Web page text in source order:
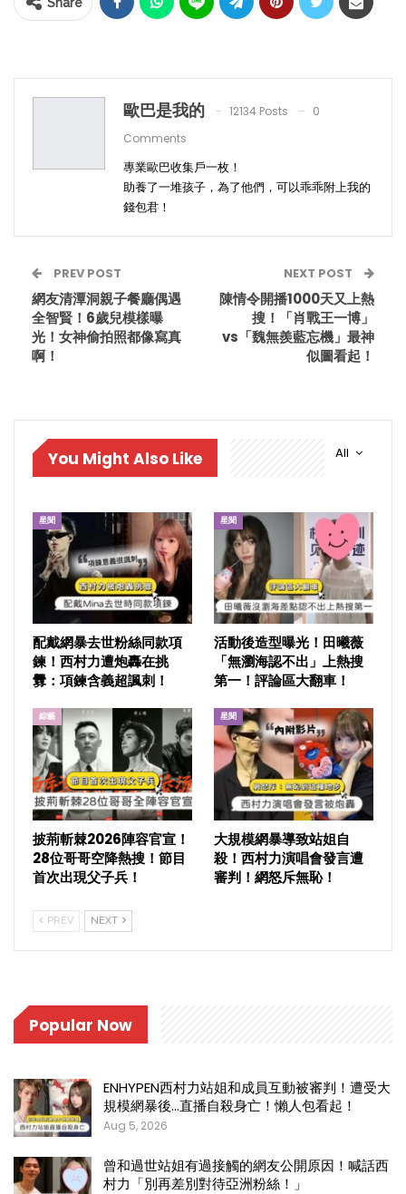
歐巴是我的 12134 Posts
0
Comments
專業歐巴收集戶一枚！
助養了一堆孩子，為了他們，可以乖乖附上我的
錢包君！
PREV POST
網友清潭洞親子餐廳偶遇
全智賢！6歲兒模樣曝
光！女神偷拍照都像寫真
啊！
NEXT POST
陳情令開播1000天又上熱
搜！「肖戰王一博」
vs「魏無羨藍忘機」最神
似圖看起！
All
You Might Also Like
星聞
配戴網暴去世粉絲同款項
鍊！西村力遭炮轟在挑
釁：項鍊含義超諷刺！
星聞
活動後造型曝光！田曦薇
「無瀏海認不出」上熱搜
第一！評論區大翻車！
綜藝
披荊斬棘2026陣容官宣！
28位哥哥空降熱搜！節目
首次出現父子兵！
星聞
大規模網暴導致站姐自
殺！西村力演唱會發言遭
審判！網怒斥無恥！
PREV NEXT
Popular Now
ENHYPEN西村力站姐和成員互動被審判！遭受大
規模網暴後…直播自殺身亡！懶人包看起！
Aug 5, 2026
曾和過世站姐有過接觸的網友公開原因！喊話西
村力「別再差別對待亞洲粉絲！」